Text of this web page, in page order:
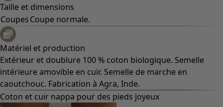
Taille et dimensions
CoupesCoupe normale.
Matériel et production
Extérieur et doublure 100 % coton biologique. Semelle
intérieure amovible en cuir. Semelle de marche en
caoutchouc. Fabrication à Agra, Inde.
Coton et cuir nappa pour des pieds joyeux